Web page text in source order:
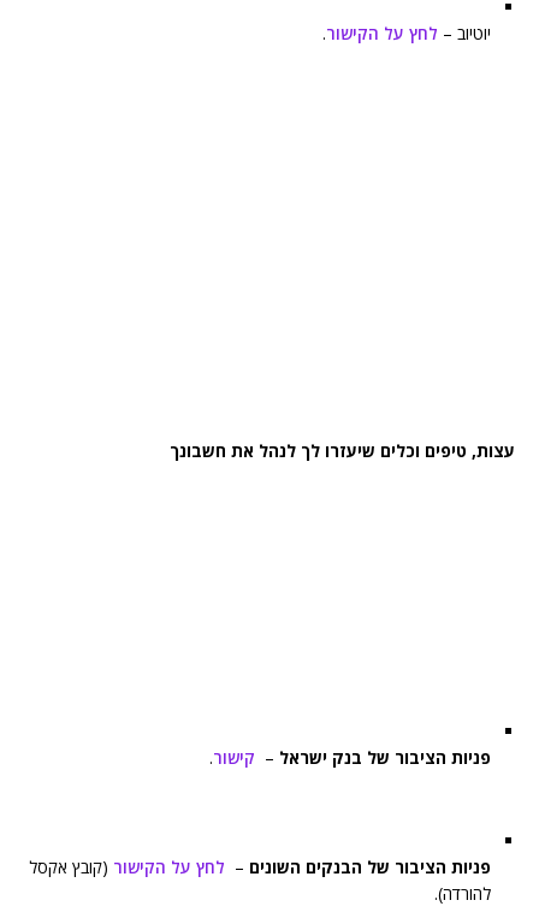
יוטיוב – לחץ על הקישור.
עצות, טיפים וכלים שיעזרו לך לנהל את חשבונך
פניות הציבור של בנק ישראל – קישור.
פניות הציבור של הבנקים השונים – לחץ על הקישור (קובץ אקסל
להורדה).